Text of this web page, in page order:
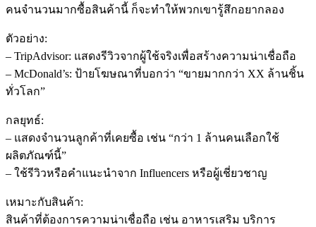
คนจำนวนมากซื้อสินค้านี้ ก็จะทำให้พวกเขารู้สึกอยากลอง
ตัวอย่าง:
– TripAdvisor: แสดงรีวิวจากผู้ใช้จริงเพื่อสร้างความน่าเชื่อถือ
– McDonald’s: ป้ายโฆษณาที่บอกว่า “ขายมากกว่า XX ล้านชิ้น
ทั่วโลก”
กลยุทธ์:
– แสดงจำนวนลูกค้าที่เคยซื้อ เช่น “กว่า 1 ล้านคนเลือกใช้
ผลิตภัณฑ์นี้”
– ใช้รีวิวหรือคำแนะนำจาก Influencers หรือผู้เชี่ยวชาญ
เหมาะกับสินค้า:
สินค้าที่ต้องการความน่าเชื่อถือ เช่น อาหารเสริม บริการ